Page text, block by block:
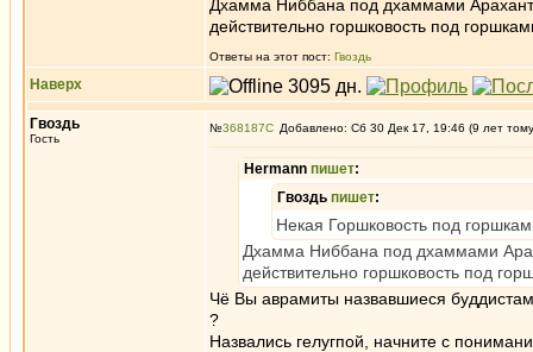
Дхамма Ниббана под дхаммами
действительно горшковость под
Ответы на этот пост: Гвоздь
Наверх
Гвоздь
Гость
№368187 Добавлено: Сб 30 Дек 17, 19:46 (9 лет
Hermann пишет:
Гвоздь пишет:
Некая Горшковость под
Дхамма Ниббана под дхаммами
действительно горшковость под
Чё Вы аврамиты назвавшиеся
?
Назвались гелугпой, начните с